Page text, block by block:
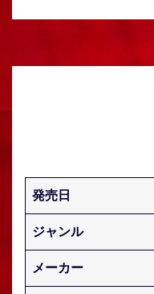
発売日
ジャンル
メーカー